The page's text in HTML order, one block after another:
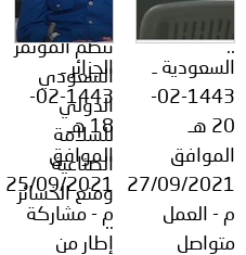
تعليمية آمنه
..
الصناعي
تنظم المؤتمر
السعودي
الدولي
للسلامة
الصناعية
ومنع الخسائر
..
السعودية ـ
1443-02-
20 هـ
الموافق
27/09/2021
م - العمل
متواصل
الجزائر ـ
1443-02-
18 هـ
الموافق
25/09/2021
م - مشاركة
إطار من